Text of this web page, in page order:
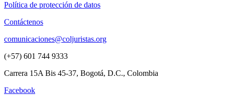
Política de protección de datos
Contáctenos
comunicaciones@coljuristas.org
(+57) 601 744 9333
Carrera 15A Bis 45-37, Bogotá, D.C., Colombia
Facebook